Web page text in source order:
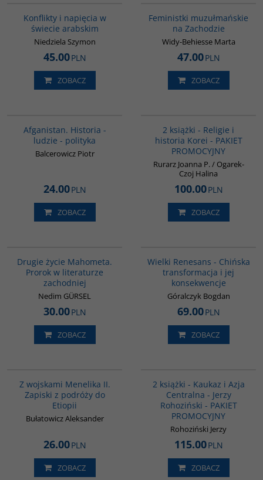
Konflikty i napięcia w
świecie arabskim
Niedziela Szymon
45.00PLN
ZOBACZ
Feministki muzułmańskie
na Zachodzie
Widy-Behiesse Marta
47.00PLN
ZOBACZ
Afganistan. Historia -
ludzie - polityka
Balcerowicz Piotr
24.00PLN
ZOBACZ
2 książki - Religie i
historia Korei - PAKIET
PROMOCYJNY
Rurarz Joanna P. / Ogarek-
Czoj Halina
100.00PLN
ZOBACZ
Drugie życie Mahometa.
Prorok w literaturze
zachodniej
Nedim GÜRSEL
30.00PLN
ZOBACZ
Wielki Renesans - Chińska
transformacja i jej
konsekwencje
Góralczyk Bogdan
69.00PLN
ZOBACZ
Z wojskami Menelika II.
Zapiski z podróży do
Etiopii
Bułatowicz Aleksander
26.00PLN
ZOBACZ
2 książki - Kaukaz i Azja
Centralna - Jerzy
Rohoziński - PAKIET
PROMOCYJNY
Rohoziński Jerzy
115.00PLN
ZOBACZ